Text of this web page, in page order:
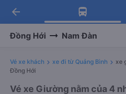
Tải app Vexere
Nhận ưu đãi thành
Tải app Vexere
-30k/ghế khi đặt vé
arrow_back
Đồng Hới Nam Đàn
Vé xe khách xe đi từ Quảng Bình
xe
Đồng Hới
Vé xe Giường nằm của 4